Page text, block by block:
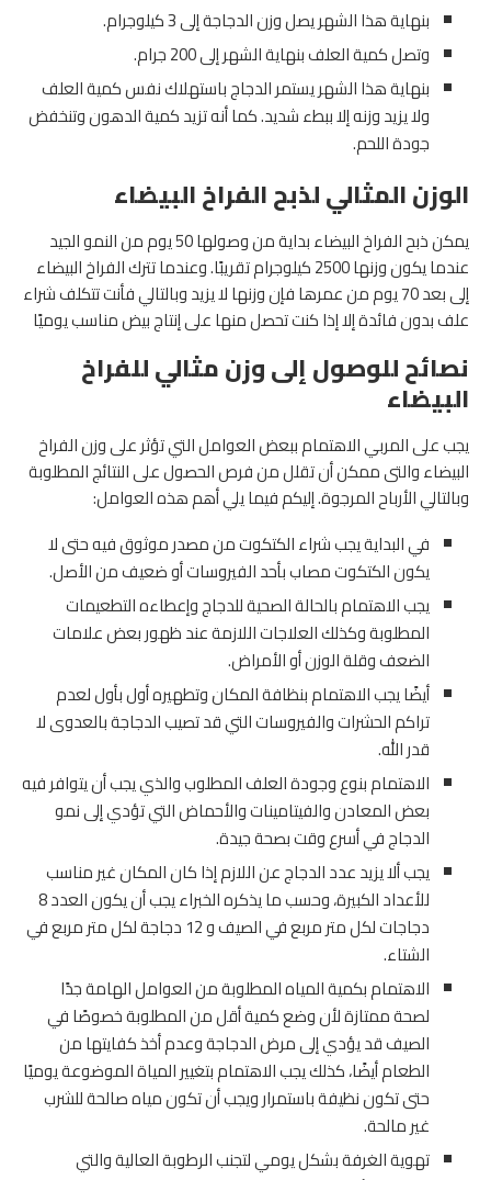
بنهاية هذا الشهر يصل وزن الدجاجة إلى 3 كيلوجرام.
وتصل كمية العلف بنهاية الشهر إلى 200 جرام.
بنهاية هذا الشهر يستمر الدجاج باستهلاك نفس كمية العلف
ولا يزيد وزنه إلا ببطء شديد. كما أنه تزيد كمية الدهون وتنخفض
جودة اللحم.
الوزن المثالي لذبح الفراخ البيضاء
يمكن ذبح الفراخ البيضاء بداية من وصولها 50 يوم من النمو الجيد
عندما يكون وزنها 2500 كيلوجرام تقريبًا. وعندما تترك الفراخ البيضاء
إلى بعد 70 يوم من عمرها فإن وزنها لا يزيد وبالتالي فأنت تتكلف شراء
علف بدون فائدة إلا إذا كنت تحصل منها على إنتاج بيض مناسب يوميًا
نصائح للوصول إلى وزن مثالي للفراخ
البيضاء
يجب على المربي الاهتمام ببعض العوامل التي تؤثر على وزن الفراخ
البيضاء والتى ممكن أن تقلل من فرص الحصول على النتائج المطلوبة
وبالتالي الأرباح المرجوة. إليكم فيما يلي أهم هذه العوامل:
في البداية يجب شراء الكتكوت من مصدر موثوق فيه حتى لا
يكون الكتكوت مصاب بأحد الفيروسات أو ضعيف من الأصل.
يجب الاهتمام بالحالة الصحية للدجاج وإعطاءه التطعيمات
المطلوبة وكذلك العلاجات اللازمة عند ظهور بعض علامات
الضعف وقلة الوزن أو الأمراض.
أيضًا يجب الاهتمام بنظافة المكان وتطهيره أول بأول لعدم
تراكم الحشرات والفيروسات التي قد تصيب الدجاجة بالعدوى لا
قدر الله.
الاهتمام بنوع وجودة العلف المطلوب والذي يجب أن يتوافر فيه
بعض المعادن والفيتامينات والأحماض التي تؤدي إلى نمو
الدجاج في أسرع وقت بصحة جيدة.
يجب ألا يزيد عدد الدجاج عن اللازم إذا كان المكان غير مناسب
للأعداد الكبيرة، وحسب ما يذكره الخبراء يجب أن يكون العدد 8
دجاجات لكل متر مربع في الصيف و 12 دجاجة لكل متر مربع في
الشتاء.
الاهتمام بكمية المياه المطلوبة من العوامل الهامة جدًا
لصحة ممتازة لأن وضع كمية أقل من المطلوبة خصوصًا في
الصيف قد يؤدي إلى مرض الدجاجة وعدم أخذ كفايتها من
الطعام أيضًا، كذلك يجب الاهتمام بتغيير المياة الموضوعة يوميًا
حتى تكون نظيفة باستمرار ويجب أن تكون مياه صالحة للشرب
غير مالحة.
تهوية الغرفة بشكل يومي لتجنب الرطوبة العالية والتي